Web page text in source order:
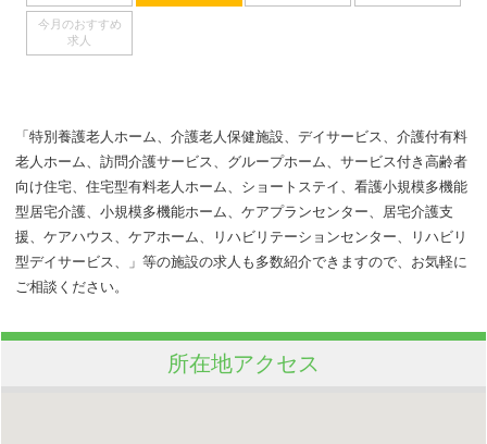
今月のおすすめ
求人
「特別養護老人ホーム、介護老人保健施設、デイサービス、介護付有料
老人ホーム、訪問介護サービス、グループホーム、サービス付き高齢者
向け住宅、住宅型有料老人ホーム、ショートステイ、看護小規模多機能
型居宅介護、小規模多機能ホーム、ケアプランセンター、居宅介護支
援、ケアハウス、ケアホーム、リハビリテーションセンター、リハビリ
型デイサービス、」等の施設の求人も多数紹介できますので、お気軽に
ご相談ください。
所在地アクセス